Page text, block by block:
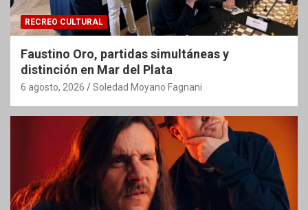
RECREO CULTURAL
Faustino Oro, partidas simultáneas y
distinción en Mar del Plata
6 agosto, 2026 Soledad Moyano Fagnani